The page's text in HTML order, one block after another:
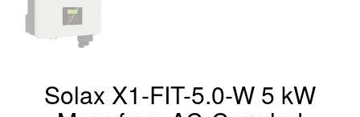
Solax X1-FIT-5.0-W 5 kW